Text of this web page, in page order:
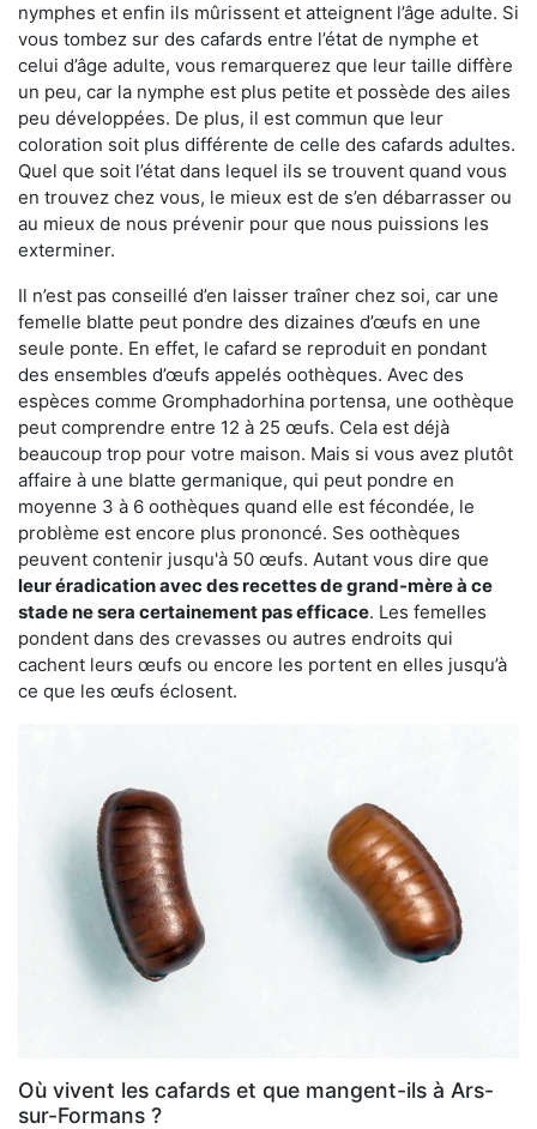
nymphes et enfin ils mûrissent et atteignent l’âge adulte. Si
vous tombez sur des cafards entre l’état de nymphe et
celui d’âge adulte, vous remarquerez que leur taille diffère
un peu, car la nymphe est plus petite et possède des ailes
peu développées. De plus, il est commun que leur
coloration soit plus différente de celle des cafards adultes.
Quel que soit l’état dans lequel ils se trouvent quand vous
en trouvez chez vous, le mieux est de s’en débarrasser ou
au mieux de nous prévenir pour que nous puissions les
exterminer.
Il n’est pas conseillé d’en laisser traîner chez soi, car une
femelle blatte peut pondre des dizaines d’œufs en une
seule ponte. En effet, le cafard se reproduit en pondant
des ensembles d’œufs appelés oothèques. Avec des
espèces comme Gromphadorhina portensa, une oothèque
peut comprendre entre 12 à 25 œufs. Cela est déjà
beaucoup trop pour votre maison. Mais si vous avez plutôt
affaire à une blatte germanique, qui peut pondre en
moyenne 3 à 6 oothèques quand elle est fécondée, le
problème est encore plus prononcé. Ses oothèques
peuvent contenir jusqu'à 50 œufs. Autant vous dire que
leur éradication avec des recettes de grand-mère à ce
stade ne sera certainement pas efficace. Les femelles
pondent dans des crevasses ou autres endroits qui
cachent leurs œufs ou encore les portent en elles jusqu’à
ce que les œufs éclosent.
Où vivent les cafards et que mangent-ils à Ars-
sur-Formans ?